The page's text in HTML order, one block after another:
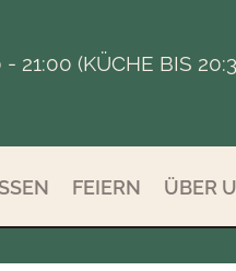
21:00 (KÜCHE BIS
FEIERN ÜBER